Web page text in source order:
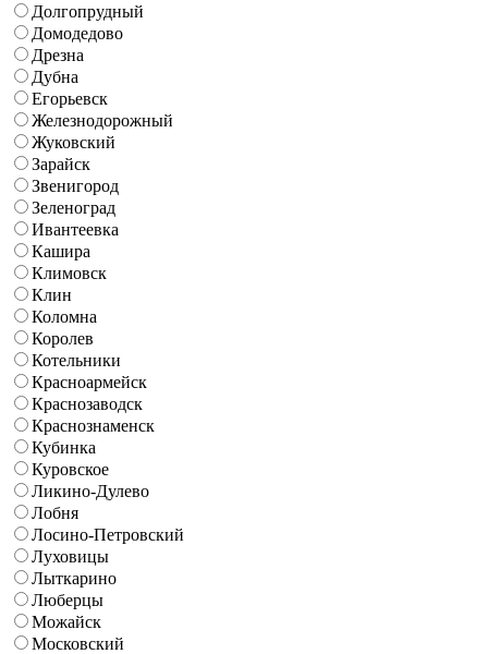
Долгопрудный
Домодедово
Дрезна
Дубна
Егорьевск
Железнодорожный
Жуковский
Зарайск
Звенигород
Зеленоград
Ивантеевка
Кашира
Климовск
Клин
Коломна
Королев
Котельники
Красноармейск
Краснозаводск
Краснознаменск
Кубинка
Куровское
Ликино-Дулево
Лобня
Лосино-Петровский
Луховицы
Лыткарино
Люберцы
Можайск
Московский